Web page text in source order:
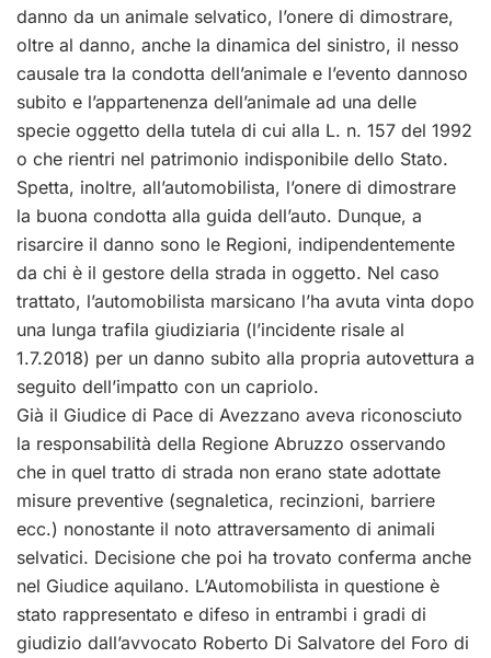
danno da un animale selvatico, l’onere di dimostrare,
oltre al danno, anche la dinamica del sinistro, il nesso
causale tra la condotta dell’animale e l’evento dannoso
subito e l’appartenenza dell’animale ad una delle
specie oggetto della tutela di cui alla L. n. 157 del 1992
o che rientri nel patrimonio indisponibile dello Stato.
Spetta, inoltre, all’automobilista, l’onere di dimostrare
la buona condotta alla guida dell’auto. Dunque, a
risarcire il danno sono le Regioni, indipendentemente
da chi è il gestore della strada in oggetto. Nel caso
trattato, l’automobilista marsicano l’ha avuta vinta dopo
una lunga trafila giudiziaria (l’incidente risale al
1.7.2018) per un danno subito alla propria autovettura a
seguito dell’impatto con un capriolo.
Già il Giudice di Pace di Avezzano aveva riconosciuto
la responsabilità della Regione Abruzzo osservando
che in quel tratto di strada non erano state adottate
misure preventive (segnaletica, recinzioni, barriere
ecc.) nonostante il noto attraversamento di animali
selvatici. Decisione che poi ha trovato conferma anche
nel Giudice aquilano. L’Automobilista in questione è
stato rappresentato e difeso in entrambi i gradi di
giudizio dall’avvocato Roberto Di Salvatore del Foro di